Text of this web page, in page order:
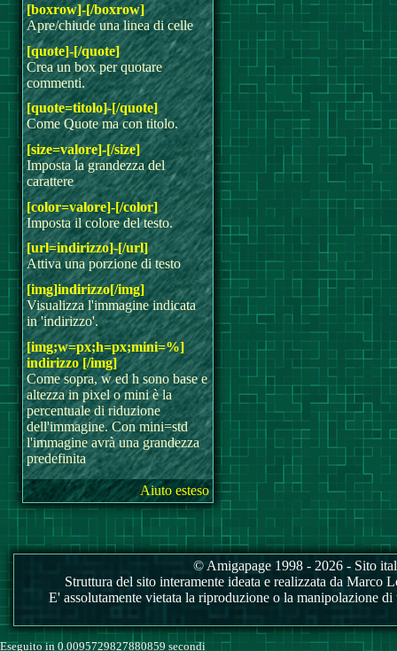
[boxrow]-[/boxrow]
Apre/chiude una linea di celle
[quote]-[/quote]
Crea un box per quotare
commenti.
[quote=titolo]-[/quote]
Come Quote ma con titolo.
[size=valore]-[/size]
Imposta la grandezza del
carattere
[color=valore]-[/color]
Imposta il colore del testo.
[url=indirizzo]-[/url]
Attiva una porzione di testo
[img]indirizzo[/img]
Visualizza l'immagine indicata
in 'indirizzo'.
[img;w=px;h=px;mini=%]
indirizzo [/img]
Come sopra, w ed h sono base e
altezza in pixel o mini è la
percentuale di riduzione
dell'immagine. Con mini=std
l'immagine avrà una grandezza
predefinita
Aiuto esteso
© Amigapage 1998 - 2026 - Sito
Struttura del sito interamente ideata e realizzata da
E' assolutamente vietata la riproduzione o la manipolazione
Eseguito in 0.0095729827880859 secondi